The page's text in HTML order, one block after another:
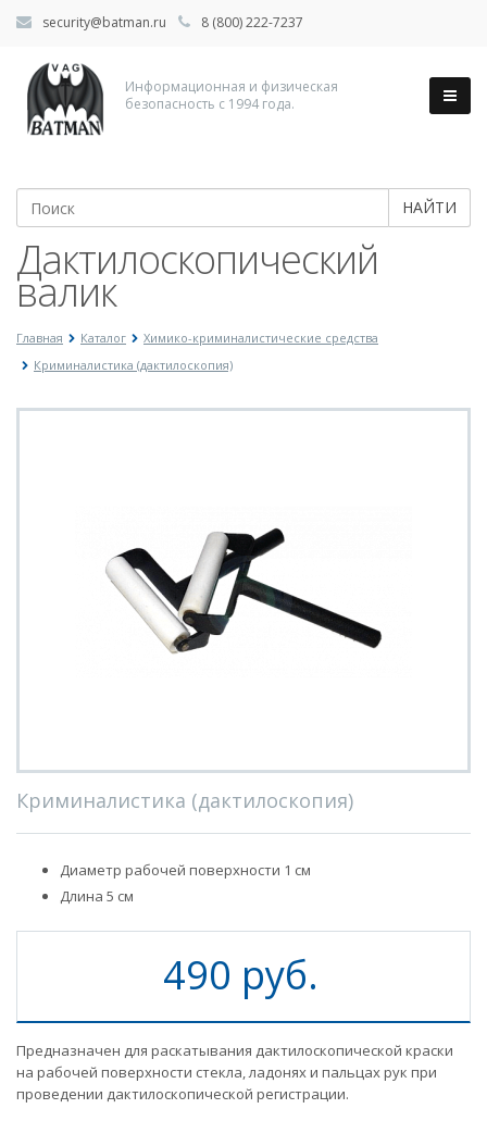
security@batman.ru 8 (800) 222-7237
Информационная и физическая
безопасность с 1994 года.
НАЙТИ
Дактилоскопический
валик
Главная Каталог
Химико-криминалистические средства
Криминалистика (дактилоскопия)
Криминалистика (дактилоскопия)
Диаметр рабочей поверхности 1 см
Длина 5 см
490 руб.
Предназначен для раскатывания дактилоскопической краски
на рабочей поверхности стекла, ладонях и пальцах рук при
проведении дактилоскопической регистрации.